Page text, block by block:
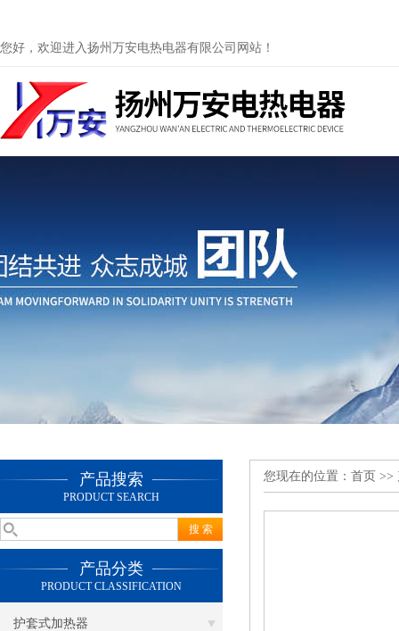
您好，欢迎进入扬州万安电热电器有限公司网站！
产品搜索
PRODUCT SEARCH
产品分类
PRODUCT CLASSIFICATION
护套式加热器
您现在的位置： 首页 >>